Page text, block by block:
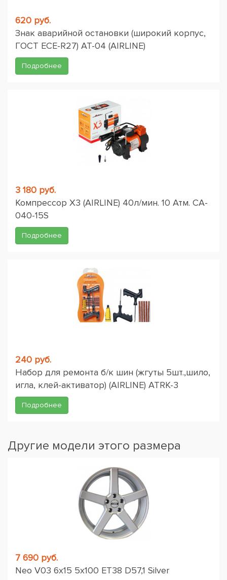
620 руб.
Знак аварийной остановки (широкий корпус,
ГОСТ ЕСЕ-R27) AT-04 (AIRLINE)
Подробнее
3 180 руб.
Компрессор X3 (AIRLINE) 40л/мин. 10 Атм. CA-
040-15S
Подробнее
240 руб.
Набор для ремонта б/к шин (жгуты 5шт.,шило,
игла, клей-активатор) (AIRLINE) ATRK-3
Подробнее
Другие модели этого размера
7 690 руб.
Neo V03 6x15 5x100 ET38 D57,1 Silver